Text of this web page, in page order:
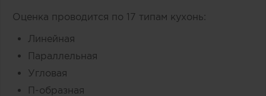
Оценка проводится по 17 типам кухонь:
Линейная
Параллельная
Угловая
П-образная